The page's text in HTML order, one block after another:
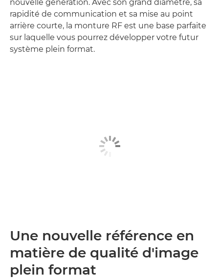
nouvelle génération. Avec son grand diamètre, sa
rapidité de communication et sa mise au point
arrière courte, la monture RF est une base parfaite
sur laquelle vous pourrez développer votre futur
système plein format.
Une nouvelle référence en
matière de qualité d'image
plein format